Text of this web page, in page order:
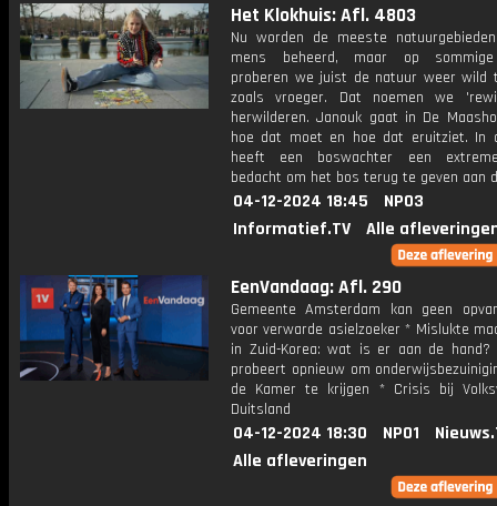
Het Klokhuis: Afl. 4803
Nu worden de meeste
mens beheerd, maar op
proberen we juist de natuur weer wild
zoals vroeger. Dat noemen we
herwilderen. Janouk gaat in De
hoe dat moet en hoe dat eruitziet. In
heeft een boswachter een
bedacht om het bos terug te geven aan
04-12-2024 18:45
NPO3
Informatief.TV
Alle
EenVandaag: Afl. 290
Gemeente Amsterdam kan geen
voor verwarde asielzoeker * Mislukte
in Zuid-Korea: wat is er aan de hand?
probeert opnieuw om
de Kamer te krijgen * Crisis bij
Duitsland
04-12-2024 18:30 NPO1
Alle afleveringen